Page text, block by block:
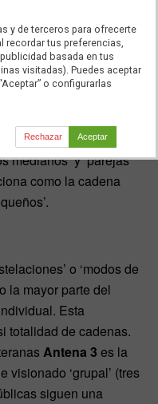
televisiva para las
monoparentales’,
independientes’ y
segmentos ‘jóvenes
medianos’ y ‘parejas
como la cadena
o ‘modos de
la mayor parte del
Esta
totalidad de cadenas.
Antena 3 es la
visionado ‘grupal’ (tres
siguen una
y de terceros para ofrecerte
recordar tus preferencias,
basada en tus
visitadas). Puedes aceptar
o configurarlas
Rechazar Aceptar